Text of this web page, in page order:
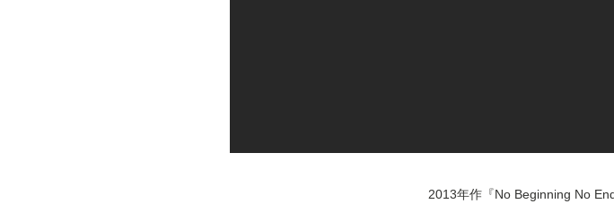
2013年作『No Beginning No